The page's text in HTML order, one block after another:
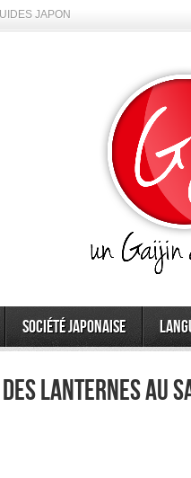
JAPON
Société japonaise
lanternes au